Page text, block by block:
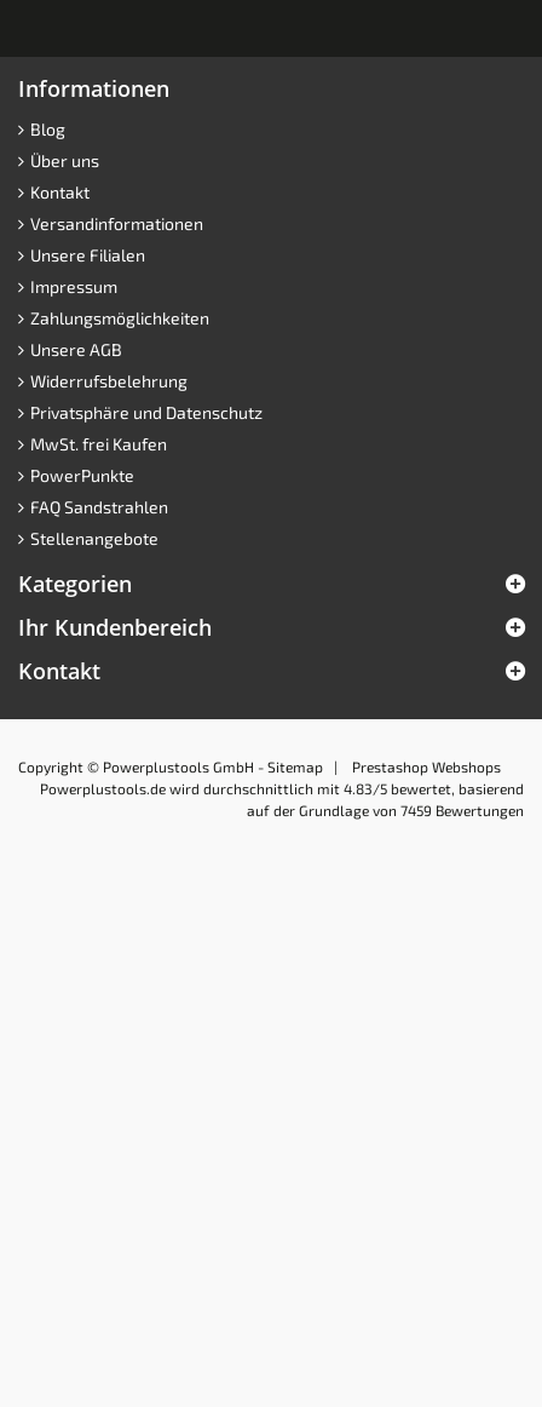
Informationen
Blog
Über uns
Kontakt
Versandinformationen
Unsere Filialen
Impressum
Zahlungsmöglichkeiten
Unsere AGB
Widerrufsbelehrung
Privatsphäre und Datenschutz
MwSt. frei Kaufen
PowerPunkte
FAQ Sandstrahlen
Stellenangebote
Kategorien
Ihr Kundenbereich
Kontakt
Copyright © Powerplustools GmbH - Sitemap | Prestashop Webshops
Powerplustools.de wird durchschnittlich mit 4.83 /5 bewertet, basierend
auf der Grundlage von 7459 Bewertungen